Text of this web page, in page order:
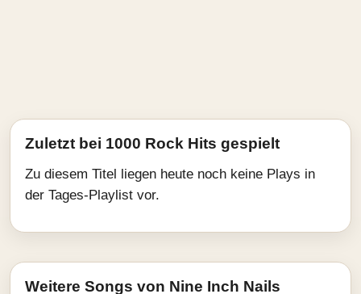
Zuletzt bei 1000 Rock Hits gespielt
Zu diesem Titel liegen heute noch keine Plays in
der Tages-Playlist vor.
Weitere Songs von Nine Inch Nails